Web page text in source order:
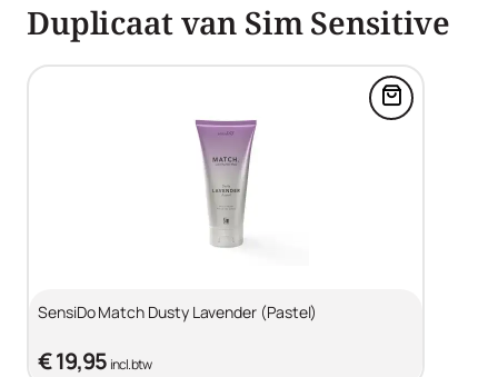
Duplicaat van Sim Sensitive
Voeg
SensiDo Match Dusty Lavender (Pastel)
€ 19,95 incl. btw